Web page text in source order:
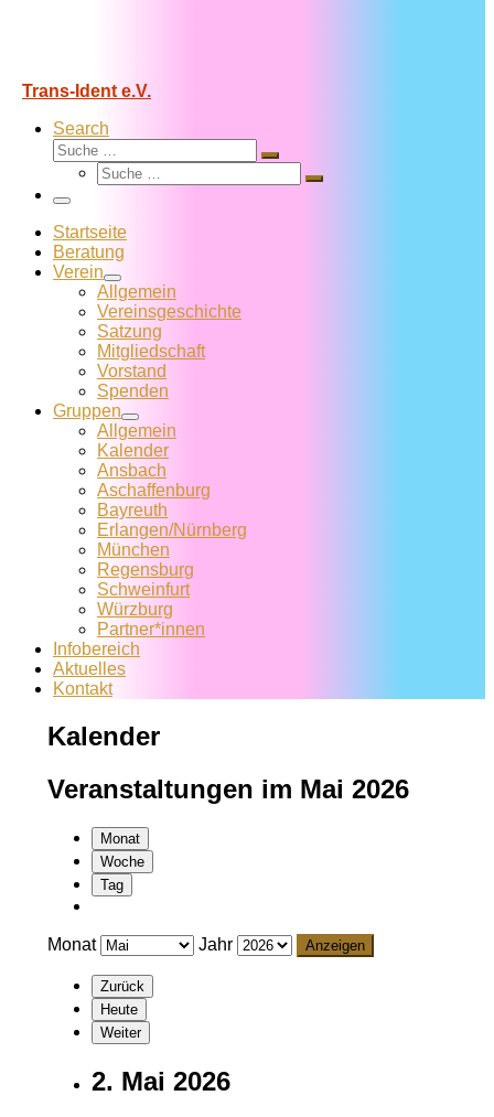
Trans-Ident e.V.
Search
Suche
Suche
Suche
Suche
Menü
Startseite
Beratung
Verein
Allgemein
Vereins­geschichte
Satzung
Mitglied­schaft
Vorstand
Spenden
Gruppen
Allgemein
Kalender
Ansbach
Aschaffenburg
Bayreuth
Erlangen/Nürnberg
München
Regensburg
Schweinfurt
Würzburg
Partner*innen
Infobereich
Aktuelles
Kontakt
Kalender
Veranstaltungen im Mai 2026
Monat
Woche
Tag
Monat Jahr
Zurück
Heute
Weiter
2. Mai 2026